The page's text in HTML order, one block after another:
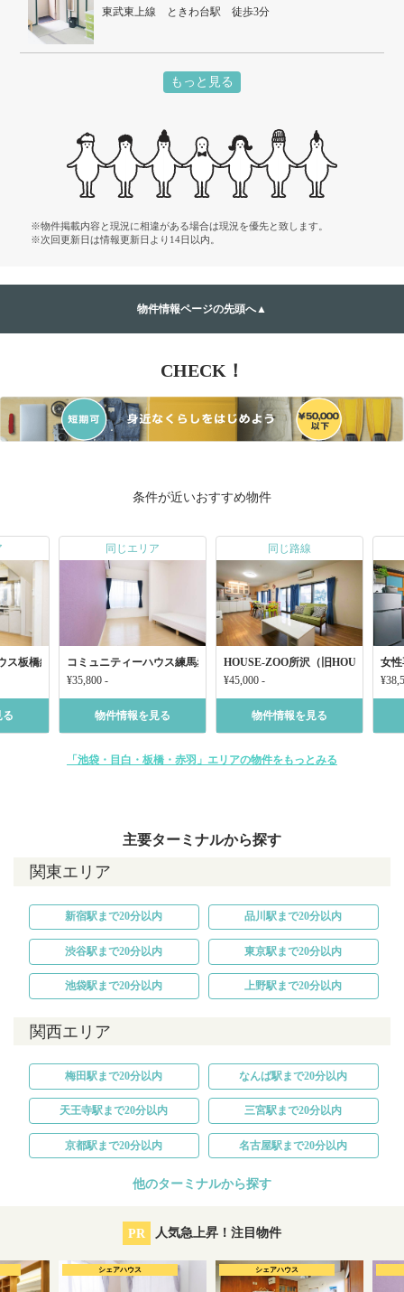
東武東上線 ときわ台駅 徒歩3分
もっと見る
※物件掲載内容と現況に相違がある場合は現況を優先と致します。
※次回更新日は情報更新日より14日以内。
物件情報ページの先頭へ▲
CHECK！
条件が近いおすすめ物件
ス板橋練馬徳丸
る
同じエリア
コミュニティーハウス練馬赤塚
¥35,800 -
物件情報を見る
同じ路線
HOUSE-ZOO所沢（旧HOUSE-ZOO
¥45,000 -
物件情報を見る
女
「池袋・目白・板橋・赤羽」エリアの物件をもっとみる
主要ターミナルから探す
関東エリア
新宿駅まで20分以内 品川駅まで20分以内
渋谷駅まで20分以内 東京駅まで20分以内
池袋駅まで20分以内 上野駅まで20分以内
関西エリア
梅田駅まで20分以内 なんば駅まで20分以内
天王寺駅まで20分以内 三宮駅まで20分以内
京都駅まで20分以内 名古屋駅まで20分以内
他のターミナルから探す
PR 人気急上昇！注目物件
シェアハウス シェアハウス